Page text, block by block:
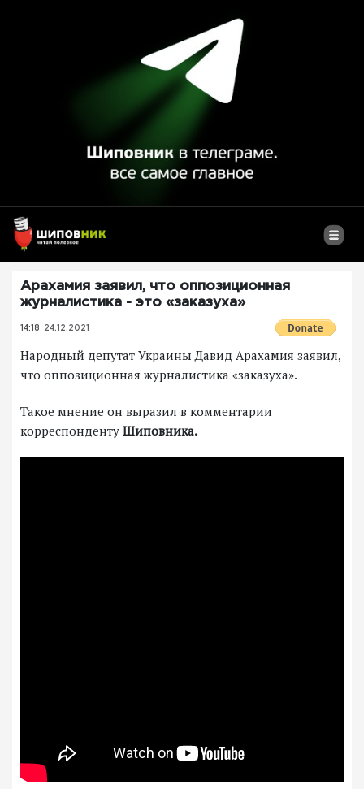
Арахамия заявил, что оппозиционная
журналистика - это «заказуха»
14:18 24.12.2021
Народный депутат Украины Давид Арахамия заявил,
что оппозиционная журналистика «заказуха».
Такое мнение он выразил в комментарии
корреспонденту Шиповника.